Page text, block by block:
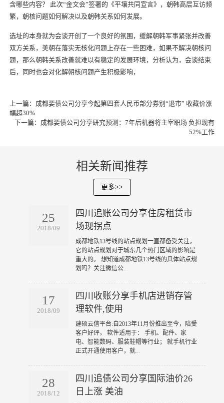
含哪些内容？ 此次“金文会”签署的《平壤共同宣言》，朝韩高层互访频
繁，朝核问题如何解决以及朝韩关系如何发展。
选址的本身就为会谈开创了一个良好的氛围，缓解朝韩军事紧张并改善
双方关系，美朝在落实无核化问题上存在一些困难，如果不解决朝核问
题，那么朝韩关系改善就难以有稳定的发展环境，分析认为，会谈结束
后，同时也会对化解朝核问题产生积极影响，
上一篇： 成都要债公司分享今起第四套人民币部分券别“退市” 收藏价涨
幅超30%
下一篇： 成都要债公司分享研究预测：7年后机器将主宰职场 负担现有
52%工作
相关新闻推荐
更多>>
25
2018/09
四川追账公司分享住房租赁市
场现拐点
​成都地铁13号线的站点规划一直都备受关注，
它的站点规划对于城东几个热门区域的影响是
重大的。 想知道成都地铁13号线的具体站点规
划吗？关注微信公...
17
2018/09
四川收账分享手机店进销存管
理软件,使用
​建硕云信平台:自2013年11月份推出至今，陪受
客户好评， 软件适用于： 手机、配件、家
电、智能数码、服装鞋帽等行业； 就手机行业
正式开通使用客户，就...
28
2018/12
四川追债公司分享国际油价26
日上涨 美油